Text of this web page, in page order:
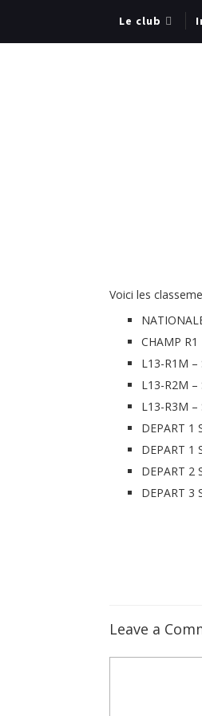
Le club
Voici les
CHAMP R1
L13-R1M –
L13-R2M –
L13-R3M –
DEPART 1
DEPART 1
DEPART 2
DEPART 3
Leave a